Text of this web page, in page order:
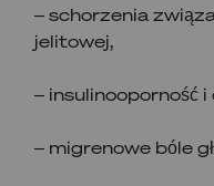
– schorzenia
jelitowej,
– insulinooporność
– migrenowe bóle